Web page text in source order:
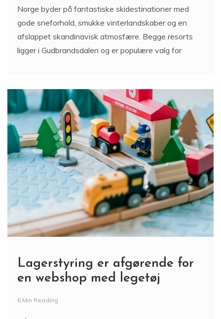
Norge byder på fantastiske skidestinationer med
gode sneforhold, smukke vinterlandskaber og en
afslappet skandinavisk atmosfære. Begge resorts
ligger i Gudbrandsdalen og er populære valg for
Lagerstyring er afgørende for
en webshop med legetøj
6 Min Reading